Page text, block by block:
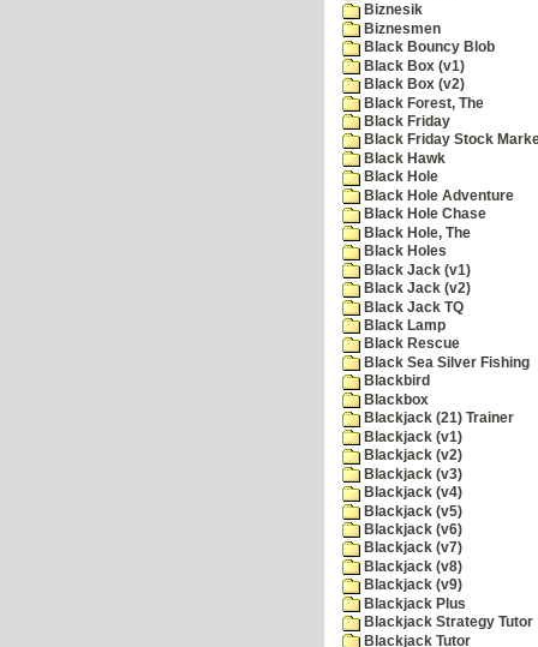
Biznesik
Biznesmen
Black Bouncy Blob
Black Box (v1)
Black Box (v2)
Black Forest, The
Black Friday
Black Friday Stock
Black Hawk
Black Hole
Black Hole Adventure
Black Hole Chase
Black Hole, The
Black Holes
Black Jack (v1)
Black Jack (v2)
Black Jack TQ
Black Lamp
Black Rescue
Black Sea Silver Fishing
Blackbird
Blackbox
Blackjack (21) Trainer
Blackjack (v1)
Blackjack (v2)
Blackjack (v3)
Blackjack (v4)
Blackjack (v5)
Blackjack (v6)
Blackjack (v7)
Blackjack (v8)
Blackjack (v9)
Blackjack Plus
Blackjack Strategy Tutor
Blackjack Tutor